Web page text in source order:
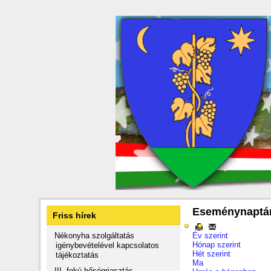
Friss hírek
Nékonyha szolgáltatás
igénybevételével kapcsolatos
tájékoztatás
Év szerint
Hónap szerint
Hét szerint
Ma